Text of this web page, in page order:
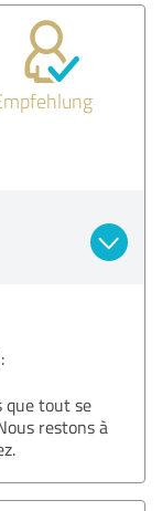
que tout se
restons à